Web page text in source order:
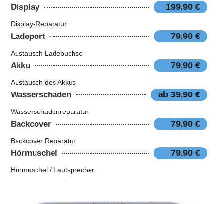
Display 199,90 €
Display-Reparatur
Ladeport 79,90 €
Austausch Ladebuchse
Akku 79,90 €
Austausch des Akkus
Wasserschaden ab 39,90 €
Wasserschadenreparatur
Backcover 79,90 €
Backcover Reparatur
Hörmuschel 79,90 €
Hörmuschel / Lautsprecher